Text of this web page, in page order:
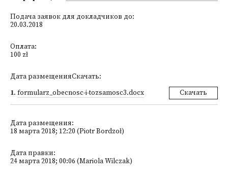
Подача заявок для докладчиков до:
20.03.2018
Оплата:
100 zł
Дата размещенияСкачать:
1. formularz_obecnosc-i-tozsamosc3.docx Скачать
Дата размещения:
18 марта 2018; 12:20 (Piotr Bordzoł)
Дата правки:
24 марта 2018; 00:06 (Mariola Wilczak)